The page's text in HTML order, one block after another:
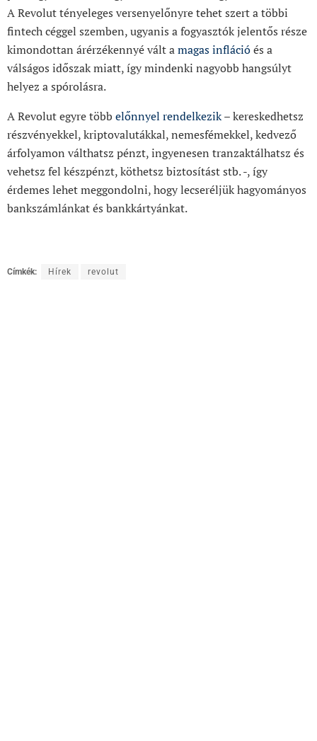
A Revolut tényeleges versenyelőnyre tehet szert a többi
fintech céggel szemben, ugyanis a fogyasztók jelentős része
kimondottan árérzékennyé vált amagas inflációés a
válságos időszak miatt, így mindenki nagyobb hangsúlyt
helyez a spórolásra.
A Revolut egyre több előnnyel rendelkezik– kereskedhetsz
részvényekkel, kriptovalutákkal, nemesfémekkel, kedvező
árfolyamon válthatsz pénzt, ingyenesen tranzaktálhatsz és
vehetsz fel készpénzt, köthetsz biztosítást stb. -, így
érdemes lehet meggondolni, hogy lecseréljük hagyományos
bankszámlánkat és bankkártyánkat.
Címkék: Hírek revolut